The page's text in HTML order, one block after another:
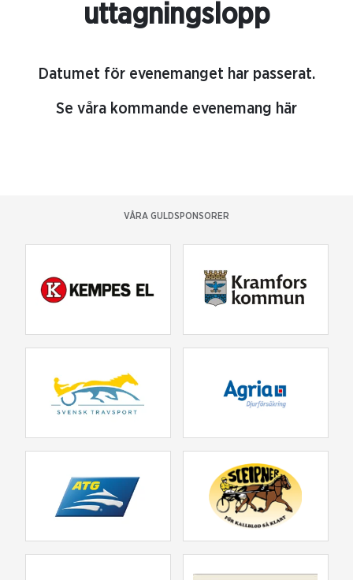
uttagningslopp
Datumet för evenemanget har passerat.
Se våra kommande evenemang här
VÅRA GULDSPONSORER